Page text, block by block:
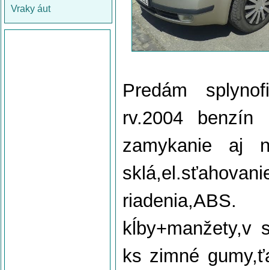
Vraky áut
Predám
rv.2004
zamykanie aj
kĺby+manžety,v
ks zimné